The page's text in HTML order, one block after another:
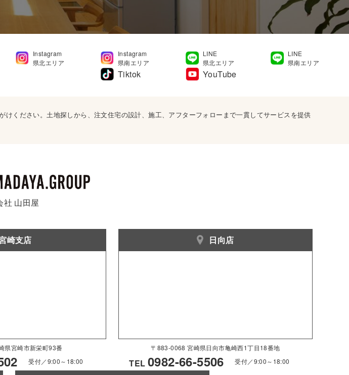
Instagram
県北エリア
Instagram
県南エリア
LINE
県北エリア
LINE
県南エリア
Tiktok YouTube
ください。土地探しから、注文住宅の設計、施工、アフターフォローまで一貫してサービスを提供
社 山田屋
崎支店
県宮崎市新栄町93番
受付／9:00～18:00
日向店
〒883-0068 宮崎県日向市亀崎西1丁目18番地
TEL0982-66-5506 受付／9:00～18:00